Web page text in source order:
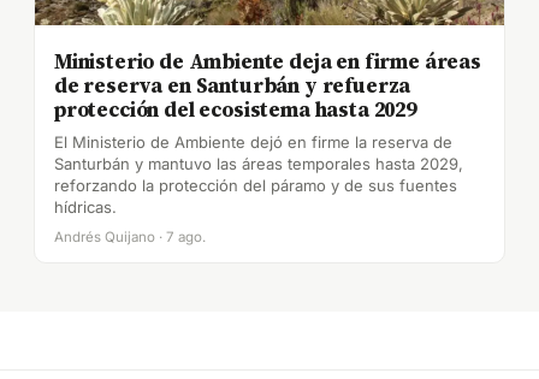
Ministerio de Ambiente deja en firme áreas
de reserva en Santurbán y refuerza
protección del ecosistema hasta 2029
El Ministerio de Ambiente dejó en firme la reserva de
Santurbán y mantuvo las áreas temporales hasta 2029,
reforzando la protección del páramo y de sus fuentes
hídricas.
Andrés Quijano · 7 ago.